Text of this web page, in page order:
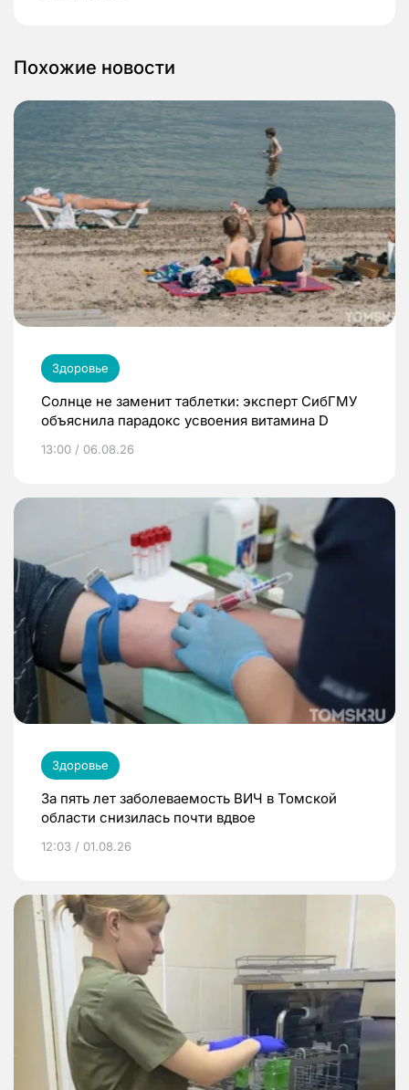
Похожие новости
Здоровье
Солнце не заменит таблетки: эксперт СибГМУ
объяснила парадокс усвоения витамина D
13:00 / 06.08.26
Здоровье
За пять лет заболеваемость ВИЧ в Томской
области снизилась почти вдвое
12:03 / 01.08.26